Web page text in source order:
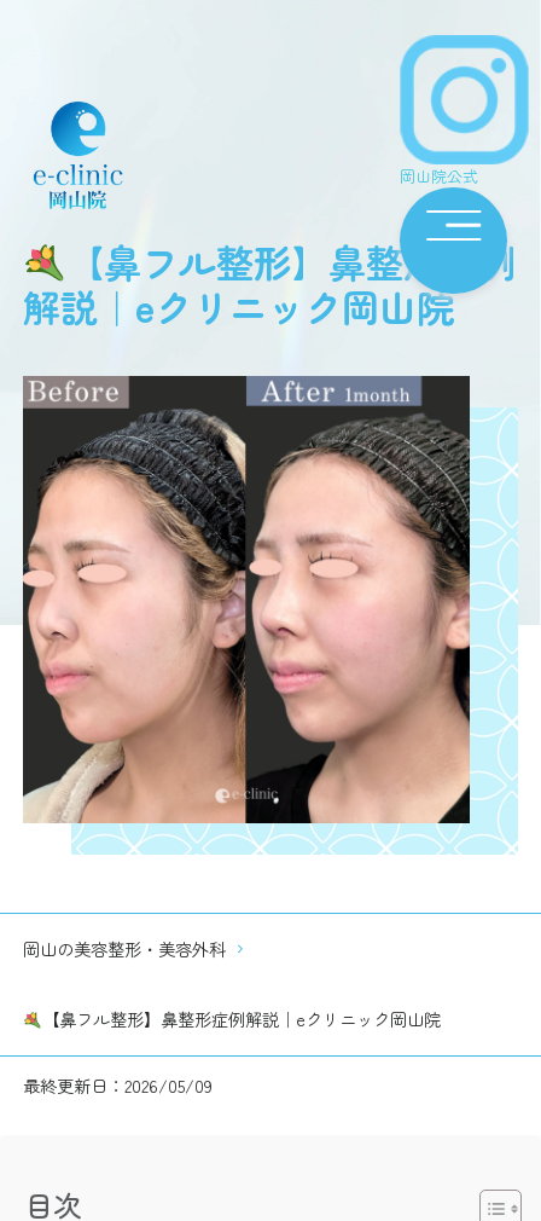
岡山院公式
【鼻フル整形】鼻整形症例
解説｜eクリニック岡山院
岡山の美容整形・美容外科
【鼻フル整形】鼻整形症例解説｜eクリニック岡山院
最終更新日：2026/05/09
目次